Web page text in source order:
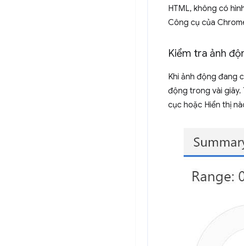
HTML, không có
Công cụ của
Kiểm tra ảnh
Khi ảnh động đang
động trong vài giây.
cục hoặc Hiển thị